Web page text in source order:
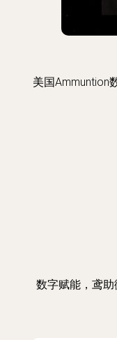
美国Ammuntion
数字赋能，鸢